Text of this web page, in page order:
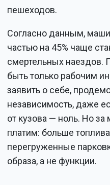
пешеходов.
Согласно данным,
частью на 45% чаще
смертельных наездов.
быть только рабочим
заявить о себе,
независимость, даже
от кузова — ноль. Но за
платим: больше
перегруженные
образа, а не функции.